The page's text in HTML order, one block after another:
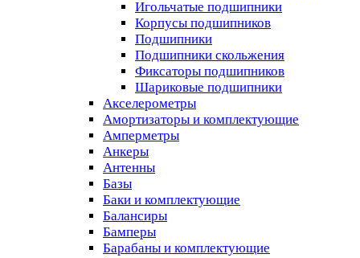
Игольчатые подшипники
Корпусы подшипников
Подшипники
Подшипники скольжения
Фиксаторы подшипников
Шариковые подшипники
Акселерометры
Амортизаторы и комплектующие
Амперметры
Анкеры
Антенны
Базы
Баки и комплектующие
Балансиры
Бамперы
Барабаны и комплектующие